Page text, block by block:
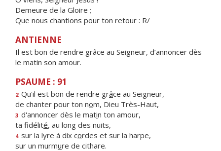
Demeure de la Gloire ;
Que nous chantions pour ton retour : R/
ANTIENNE
Il est bon de rendre grâce au Seigneur, d’annoncer dès
le matin son amour.
PSAUME : 91
2 Qu'il est bon de rendre grâce au Seigneur,
de chanter pour ton nom, Dieu Très-Haut,
3 d'annoncer dès le matin ton amour,
ta fidélité, au long des nuits,
4 sur la lyre à dix cordes et sur la harpe,
sur un murmure de cithare.